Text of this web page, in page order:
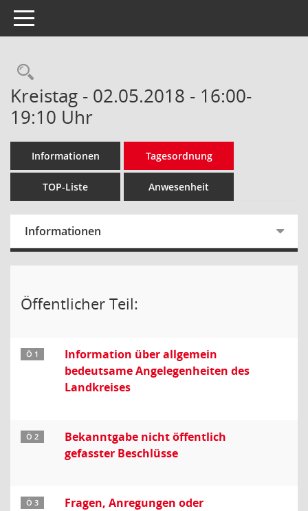
Toggle navigation
Rechercheauswahl
Kreistag - 02.05.2018 - 16:00-
19:10 Uhr
Informationen Tagesordnung
TOP-Liste Anwesenheit
Informationen
Öffentlicher Teil:
Ö 1
Information über allgemein
bedeutsame Angelegenheiten des
Landkreises
Ö 2
Bekanntgabe nicht öffentlich
gefasster Beschlüsse
Ö 3
Fragen, Anregungen oder